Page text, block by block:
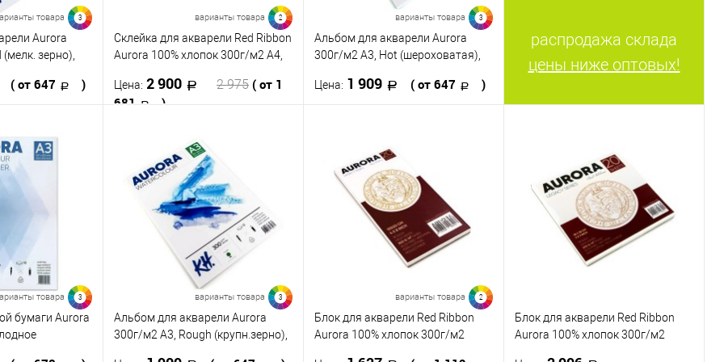
товара 3
Aurora
зерно),
( от 647 )
варианты товара 2
Склейка для акварели Red Ribbon
Aurora 100% хлопок 300г/м2 А4,
Цена: 2 900 2 975 ( от 1
681
)
В корзину
Купить в 1 клик
К сравнению
В избранное
В наличии
варианты товара 3
Альбом для акварели Aurora
300г/м2 А3, Hot (шероховатая),
Цена: 1 909 ( от 647 )
Купить в 1 клик
В избранное
В наличии
A5
распродажа склада
цены ниже оптовых!
товара 3
бумаги Aurora
варианты товара 3
Альбом для акварели Aurora
300г/м2 А3, Rough (крупн.зерно),
варианты товара 2
Блок для акварели Red Ribbon
Aurora 100% хлопок 300г/м2
Блок для акварели Red Ribbon
Aurora 100% хлопок 300г/м2